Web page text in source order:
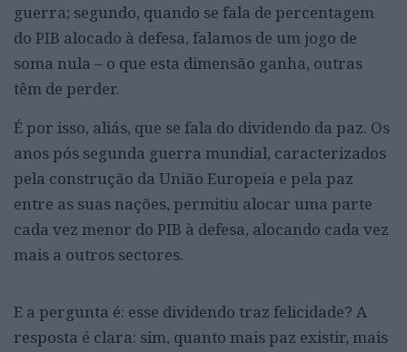
guerra; segundo, quando se fala de percentagem
do PIB alocado à defesa, falamos de um jogo de
soma nula – o que esta dimensão ganha, outras
têm de perder.
É por isso, aliás, que se fala do dividendo da paz. Os
anos pós segunda guerra mundial, caracterizados
pela construção da União Europeia e pela paz
entre as suas nações, permitiu alocar uma parte
cada vez menor do PIB à defesa, alocando cada vez
mais a outros sectores.
E a pergunta é: esse dividendo traz felicidade? A
resposta é clara: sim, quanto mais paz existir, mais